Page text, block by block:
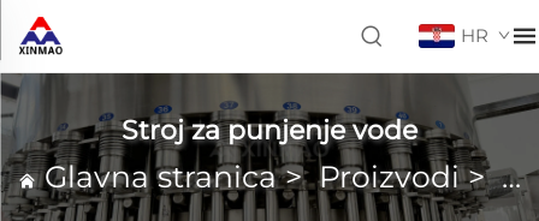
HR
Stroj za punjenje vode
Glavna stranica>Proizvodi>